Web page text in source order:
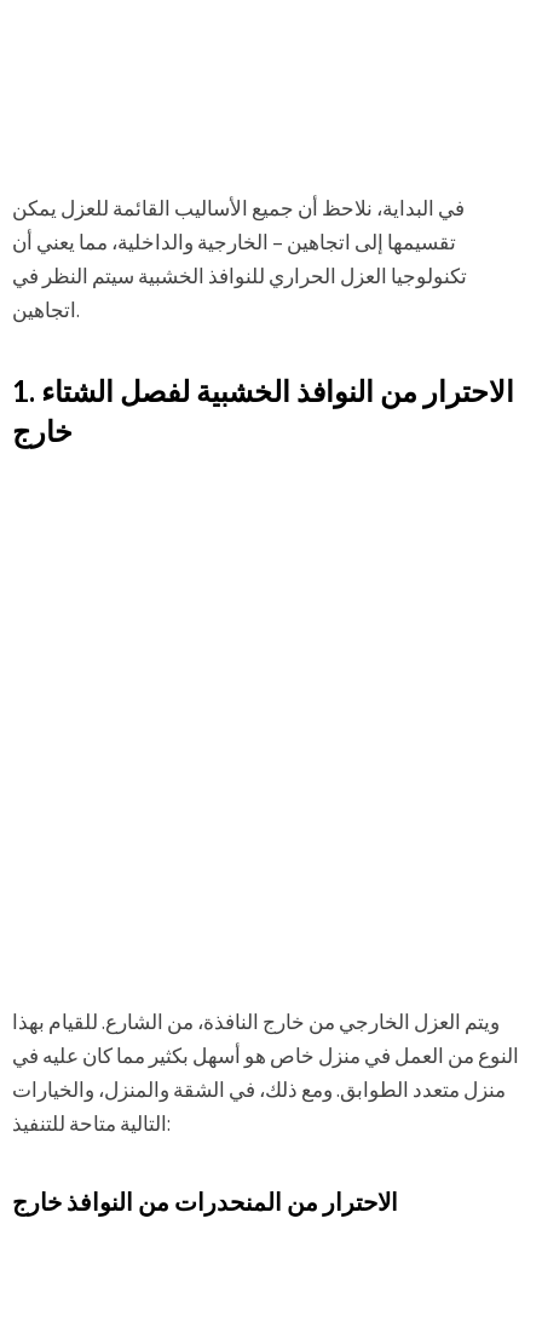
في البداية، نلاحظ أن جميع الأساليب القائمة للعزل يمكن
تقسيمها إلى اتجاهين – الخارجية والداخلية، مما يعني أن
تكنولوجيا العزل الحراري للنوافذ الخشبية سيتم النظر في
اتجاهين.
1. الاحترار من النوافذ الخشبية لفصل الشتاء
خارج
ويتم العزل الخارجي من خارج النافذة، من الشارع. للقيام بهذا
النوع من العمل في منزل خاص هو أسهل بكثير مما كان عليه في
منزل متعدد الطوابق. ومع ذلك، في الشقة والمنزل، والخيارات
التالية متاحة للتنفيذ:
الاحترار من المنحدرات من النوافذ خارج